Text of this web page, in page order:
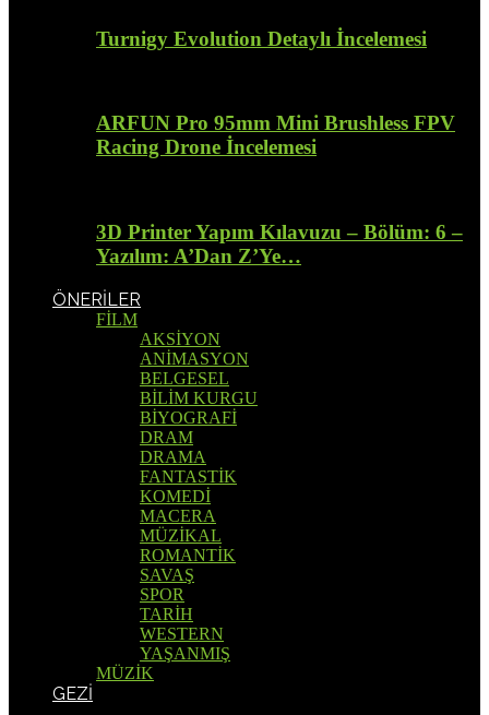
Turnigy Evolution Detaylı İncelemesi
ARFUN Pro 95mm Mini Brushless FPV
Racing Drone İncelemesi
3D Printer Yapım Kılavuzu – Bölüm: 6 –
Yazılım: A’Dan Z’Ye…
ÖNERİLER
FİLM
AKSİYON
ANİMASYON
BELGESEL
BİLİM KURGU
BİYOGRAFİ
DRAM
DRAMA
FANTASTİK
KOMEDİ
MACERA
MÜZİKAL
ROMANTİK
SAVAŞ
SPOR
TARİH
WESTERN
YAŞANMIŞ
MÜZİK
GEZİ